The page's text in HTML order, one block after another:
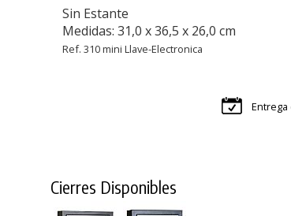
Sin Estante
Medidas: 31,0 x 36,5 x 26,0 cm
Ref. 310 mini Llave-Electronica
Cierres Disponibles